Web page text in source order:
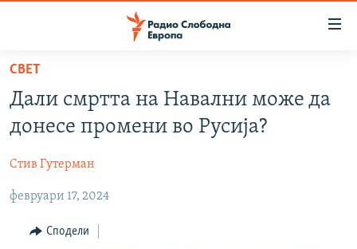
Оди
содржината
Оди
главната
Премини
СВЕТ
ВЕСТИ
ШТО ТРЕБА ДА ЗНАЕТЕ
ПРИЈАВИ СЕ ЗА ЊУЗЛЕТЕР
СВЕТ
Дали смртта на Навални може да
донесе промени во Русија?
Стив Гутерман
февруари 17, 2024
Сподели